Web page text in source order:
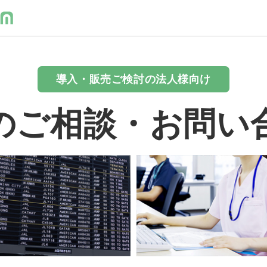
導入・販売ご検討の法人様向け
ご相談・お問い